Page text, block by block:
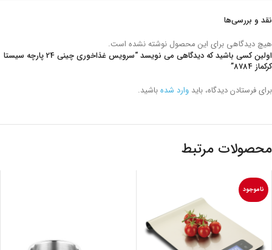
نقد و بررسی‌ها
هیچ دیدگاهی برای این محصول نوشته نشده است.
اولین کسی باشید که دیدگاهی می نویسد “سرویس غذاخوری چینی 24 پارچه سیستا
کرکماز 8784”
برای فرستادن دیدگاه، باید وارد شدهباشید.
محصولات مرتبط
ناموجود